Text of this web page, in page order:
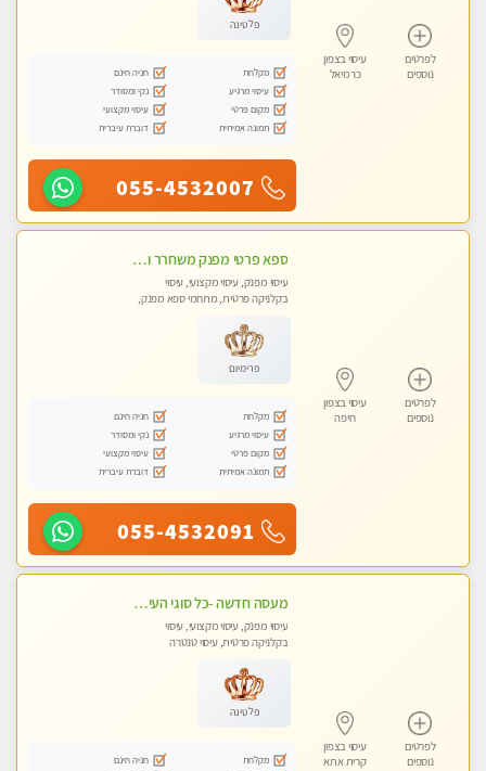
לפרטים
נוספים
עיסוי בצפון
כרמיאל
פלטינה
מקלחת
חניה חינם
עיסוי מרגיע
נקי ומסודר
מקום פרטי
עיסוי מקצועי
תמונה אמיתית
דוברת עיברית
055-4532007
לפרטים
נוספים
עיסוי בצפון
חיפה
ספא פרטי מפנק משחרר ומרגיע, עם מגוון עיסויים לבחירה מומלץ לחלוטין!!!!
עיסוי מפנק, עיסוי מקצועי, עיסוי
בקלניקה פרטית, מתחמי ספא מפנק,
פרימיום
מקלחת
חניה חינם
עיסוי מרגיע
נקי ומסודר
מקום פרטי
עיסוי מקצועי
תמונה אמיתית
דוברת עיברית
055-4532091
לפרטים
נוספים
עיסוי בצפון
קרית אתא
מעסה חדשה -כל סוגי העיסויים מעסה מקצועית ואיכותית פרטי!!!מומלץ לחלוטין!!
עיסוי מפנק, עיסוי מקצועי, עיסוי
בקלניקה פרטית, עיסוי טנטרה
פלטינה
מקלחת
חניה חינם